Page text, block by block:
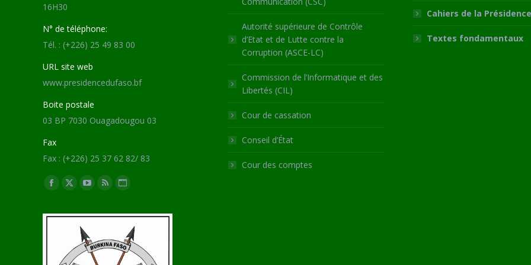
16H30
N° de téléphone:
Tél. : (+226) 25 49 83 00
URL site web
www.presidencedufaso.bf
Boite postale
03 BP 7030 Ouagadougou 03
Fax
Fax : (+226) 25 37 62 82/ 83
Trouvez nous sur :
Facebook
opens
X
opens
new
YouTube
opens
in
new
RSS
opens
new
Site
page
opens
in
Autorité supérieure de Contrôle
d’Etat et de Lutte contre la
Corruption (ASCE-LC)
Commission de l’Informatique et des
Libertés (CIL)
Cour de cassation
Conseil d’État
Cour des comptes
Cahiers de la Présidence
Textes fondamentaux